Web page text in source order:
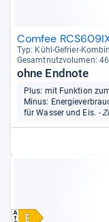
Comfee
Typ: Kühl-​Gefrier-​
Gesamt­nutz­vo­lu­men:
ohne Endnote
Plus: mit Funktion
Minus:
für Wasser und Eis. -